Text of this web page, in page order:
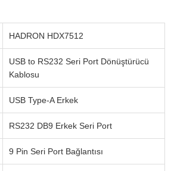
HADRON HDX7512
USB to RS232 Seri Port Dönüştürücü
Kablosu
USB Type-A Erkek
RS232 DB9 Erkek Seri Port
9 Pin Seri Port Bağlantısı